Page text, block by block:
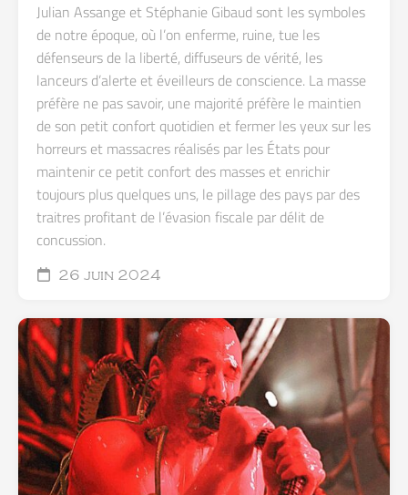
Julian Assange et Stéphanie Gibaud sont les symboles
de notre époque, où l’on enferme, ruine, tue les
défenseurs de la liberté, diffuseurs de vérité, les
lanceurs d’alerte et éveilleurs de conscience. La masse
préfère ne pas savoir, une majorité préfère le maintien
de son petit confort quotidien et fermer les yeux sur les
horreurs et massacres réalisés par les États pour
maintenir ce petit confort des masses et enrichir
toujours plus quelques uns, le pillage des pays par des
traitres profitant de l’évasion fiscale par délit de
concussion.
26 juin 2024